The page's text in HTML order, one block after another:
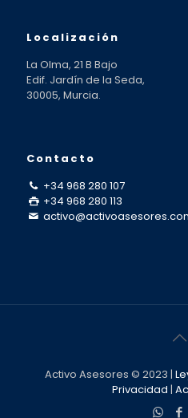
Localización
La Olma, 21 B Bajo
Edif. Jardín de la Seda,
30005, Murcia.
Contacto
+34 968 280 107
+34 968 280 113
Activo Asesores © 2023 |
Privacidad |